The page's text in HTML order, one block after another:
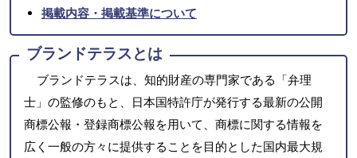
掲載内容・掲載基準について
ブランドテラスとは
ブランドテラスは、知的財産の専門家である「弁理
士」の監修のもと、日本国特許庁が発行する最新の公開
商標公報・登録商標公報を用いて、商標に関する情報を
広く一般の方々に提供することを目的とした国内最大規